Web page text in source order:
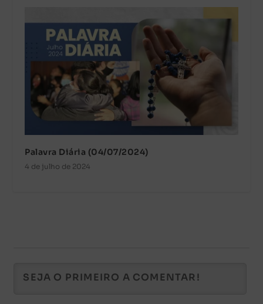
Palavra Diária (04/07/2024)
4 de julho de 2024